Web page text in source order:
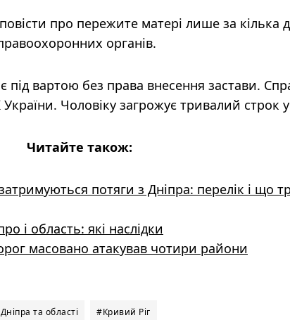
про пережите матері лише за кілька
органів.
під вартою без права внесення застави.
Чоловіку загрожує тривалий строк
Читайте також:
потяги з Дніпра: перелік і що
і область: які наслідки
масовано атакував чотири райони
та області #Кривий Ріг